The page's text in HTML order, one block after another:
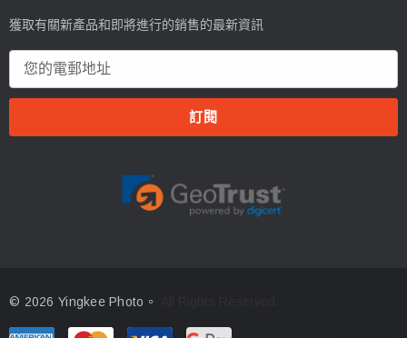
獲取有關新產品和即將進行的銷售的最新資訊
郵
© 2026 Yingkee Photo。